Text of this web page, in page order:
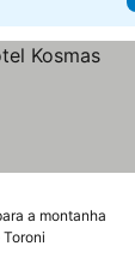
a montanha
Toroni